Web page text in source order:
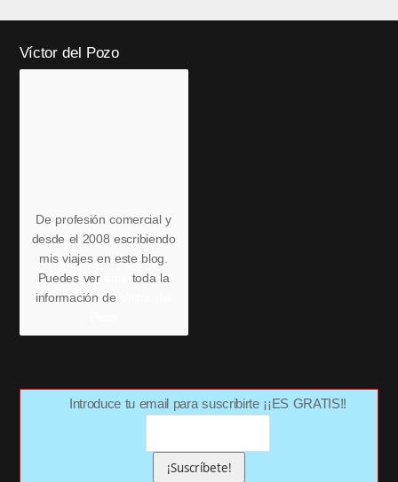
Víctor del Pozo
De profesión comercial y
desde el 2008 escribiendo
mis viajes en este blog.
Puedes ver
toda la
información de
Introduce tu email para suscribirte ¡¡ES GRATIS!!